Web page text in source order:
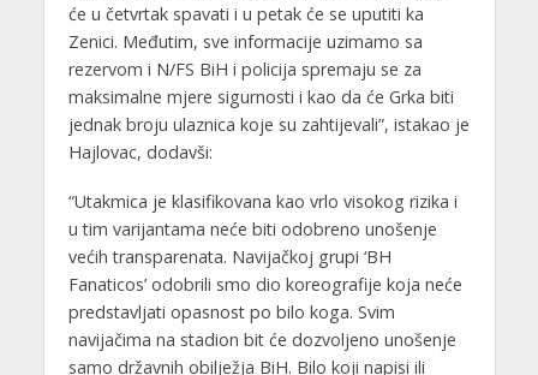
će u četvrtak spavati i u petak će se uputiti ka
Zenici. Međutim, sve informacije uzimamo sa
rezervom i N/FS BiH i policija spremaju se za
maksimalne mjere sigurnosti i kao da će Grka biti
jednak broju ulaznica koje su zahtijevali”, istakao je
Hajlovac, dodavši:
“Utakmica je klasifikovana kao vrlo visokog rizika i
u tim varijantama neće biti odobreno unošenje
većih transparenata. Navijačkoj grupi ‘BH
Fanaticos’ odobrili smo dio koreografije koja neće
predstavljati opasnost po bilo koga. Svim
navijačima na stadion bit će dozvoljeno unošenje
samo državnih obilježja BiH. Bilo koji napisi ili